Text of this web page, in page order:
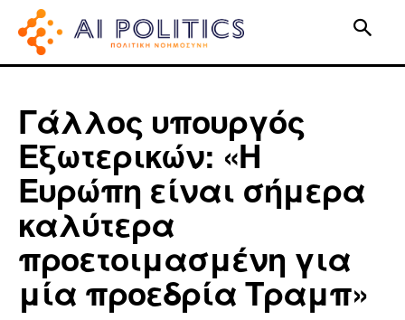
Γάλλος υπουργός
Εξωτερικών: «Η
Ευρώπη είναι σήμερα
καλύτερα
προετοιμασμένη για
μία προεδρία Τραμπ»